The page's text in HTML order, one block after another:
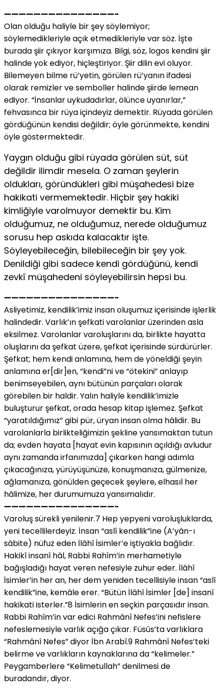
———————————————-
Olan olduğu haliyle bir şey söylemiyor;
söylemedikleriyle açık etmedikleriyle var söz. İşte
burada şiir çıkıyor karşımıza. Bilgi, söz, logos kendini şiir
halinde yok ediyor, hiçleştiriyor. Şiir dilin evi oluyor.
Bilemeyen bilme rü’yetin, görülen rü’yanın ifadesi
olarak remizler ve semboller halinde şiirde lemean
ediyor. “İnsanlar uykudadırlar, ölünce uyanırlar,”
fehvasınca bir rüya içindeyiz demektir. Rüyada görülen
gördüğünün kendisi değildir; öyle görünmekte, kendini
öyle göstermektedir.
Yaygın olduğu gibi rüyada görülen süt, süt
değildir ilimdir mesela. O zaman şeylerin
oldukları, göründükleri gibi müşahedesi bize
hakikati vermemektedir. Hiçbir şey hakiki
kimliğiyle varolmuyor demektir bu. Kim
olduğumuz, ne olduğumuz, nerede olduğumuz
sorusu hep askıda kalacaktır işte.
Söyleyebileceğin, bilebileceğin bir şey yok.
Denildiği gibi sadece kendi gördüğünü, kendi
zevkî müşahedeni söyleyebilirsin hepsi bu.
———————————————-
Asliyetimiz, kendilik’imiz insan oluşumuz içerisinde işlerlik
halindedir. Varlık’ın şefkati varolanlar üzerinden asla
eksilmez. Varolanlar varoluşlarını da, birlikte hayatta
oluşlarını da şefkat üzere, şefkat içerisinde sürdürürler.
Şefkat; hem kendi anlamına, hem de yöneldiği şeyin
anlamına er[dir]en, “kendi”ni ve “ötekini” anlayıp
benimseyebilen, aynı bütünün parçaları olarak
görebilen bir haldir. Yalın haliyle kendilik’imizle
buluşturur şefkat, orada hesap kitap işlemez. Şefkat
“yaratıldığımız” gibi pür, üryan insan olma hâlidir. Bu
varolanlarla birlikteliğimizin şekline yansımaktan tutun
da; evden hayata [hayat evin kapısının açıldığı avludur
aynı zamanda irfanımızda] çıkarken hangi adımla
çıkacağınıza, yürüyüşünüze, konuşmanıza, gülmenize,
ağlamanıza, gönülden geçecek şeylere, elhasıl her
hâlimize, her durumumuza yansımalıdır.
———————————————-
Varoluş sürekli yenilenir.7 Hep yepyeni varoluşluklarda,
yeni tecellilerdeyiz. İnsan “aslî kendilik”ine (A’yân-ı
sâbite) nüfuz eden İlâhî İsimler’e iştiyakla bağlıdır.
Hakikî insanî hâl, Rabbi Rahîm’in merhametiyle
bağışladığı hayat veren nefesiyle zuhur eder. İlâhî
İsimler’in her an, her dem yeniden tecellisiyle insan “aslî
kendilik”ine, kemâle erer. “Bütün İlâhî İsimler [de] insanî
hakikati isterler.”8 İsimlerin en seçkin parçasıdır insan.
Rabbi Rahîm’in var edici Rahmânî Nefes’ini nefislere
nefeslemesiyle varlık açığa çıkar. Füsûs’ta varlıklara
“Rahmânî Nefes” diyor İbn Arabî.9 Rahmânî Nefes’teki
belirme ve varlıkların kaynaklarına da “kelimeler.”
Peygamberlere “Kelimetullah” denilmesi de
buradandır, diyor.